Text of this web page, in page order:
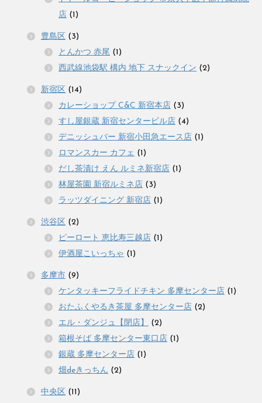
店 (1)
豊島区 (3)
とんかつ 赤尾 (1)
西武線池袋駅 構内 地下 スナックイン (2)
新宿区 (14)
カレーショップ C&C 新宿本店 (3)
すし屋銀蔵 新宿センタービル店 (4)
デニッシュバー 新宿小田急エース店 (1)
ロマンスカー カフェ (1)
だし茶漬け えん ルミネ新宿店 (1)
林屋茶園 新宿ルミネ店 (3)
ラッツダイニング 新宿店 (1)
渋谷区 (2)
ピーロート 恵比寿三越店 (1)
伊酒屋こいっちゃ (1)
多摩市 (9)
ケンタッキーフライドチキン 多摩センター店 (1)
おたふくやるき茶屋 多摩センター店 (2)
エル・ダンジュ【閉店】
(2)
箱根そば 多摩センター東口店 (1)
銀蔵 多摩センター店 (1)
畑deきっちん (2)
中央区 (11)